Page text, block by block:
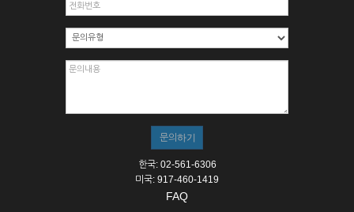
한국: 02-561-6306
미국: 917-460-1419
FAQ